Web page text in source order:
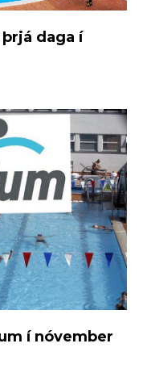
daga í
í nóvember